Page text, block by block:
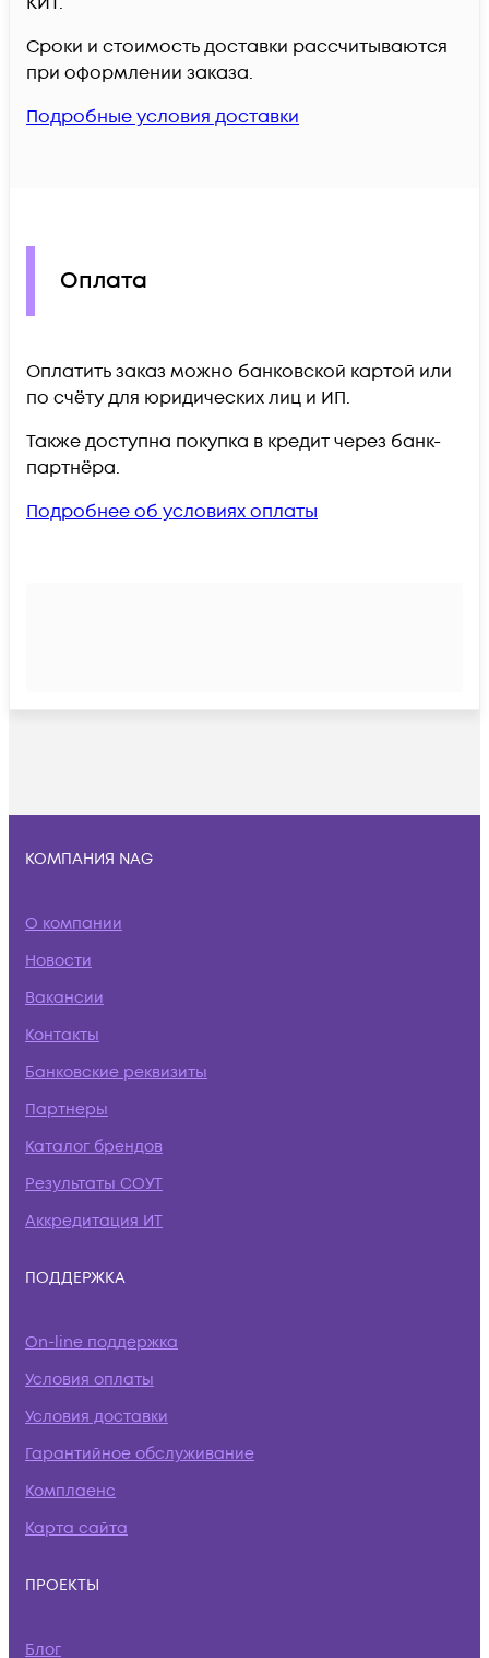
Сроки и стоимость доставки рассчитываются
при оформлении заказа.
Подробные условия доставки
Оплата
Оплатить заказ можно банковской картой или
по счёту для юридических лиц и ИП.
Также доступна покупка в кредит через банк-
партнёра.
Подробнее об условиях оплаты
КОМПАНИЯ NAG
О компании
Новости
Вакансии
Контакты
Банковские реквизиты
Партнеры
Каталог брендов
Результаты СОУТ
Аккредитация ИТ
ПОДДЕРЖКА
On-line поддержка
Условия оплаты
Условия доставки
Гарантийное обслуживание
Комплаенс
Карта сайта
ПРОЕКТЫ
Блог